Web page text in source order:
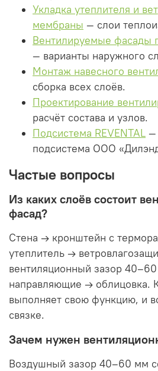
Укладка утеплителя и
мембраны — слои
Вентилируемые фасады
— варианты наружного
Монтаж навесного
сборка всех слоёв.
Проектирование
расчёт состава и узлов.
Подсистема REVENTAL —
подсистема ООО
Частые вопросы
Из каких слоёв состоит
фасад?
Стена → кронштейн с
утеплитель →
вентиляционный зазор
направляющие → облицовка.
выполняет свою функцию, и
связке.
Зачем нужен
Воздушный зазор 40–60 мм